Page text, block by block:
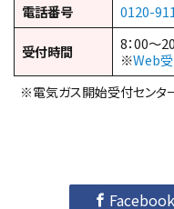
電話番号
0120-
受付時間
8：00～
※Web
※電気ガス開始受付センタ
Facebook